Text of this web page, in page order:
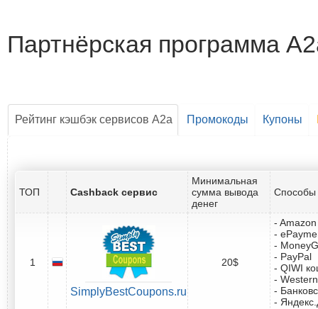
Партнёрская программа
Рейтинг кэшбэк сервисов A2a Промокоды Купоны
ТОП Cashback сервис
Минимальная
сумма вывода
денег
Способы
1
SimplyBestCoupons.ru
20$
-
-
-
- PayPal
- QIWI
-
-
-